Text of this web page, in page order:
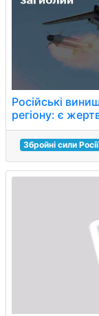
Російські
регіону: є
Збройні сили Росії